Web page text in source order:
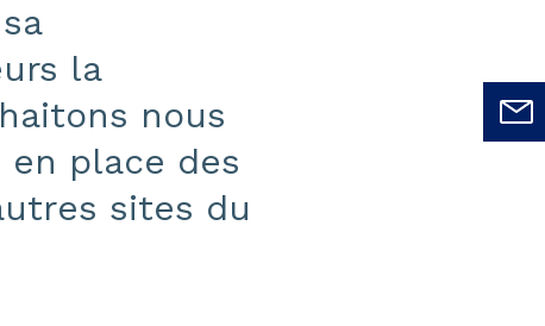
la
nous
place des
sites du